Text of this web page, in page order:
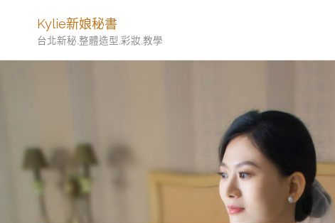
Kylie新娘秘書
台北新秘,整體造型,彩妝,教學